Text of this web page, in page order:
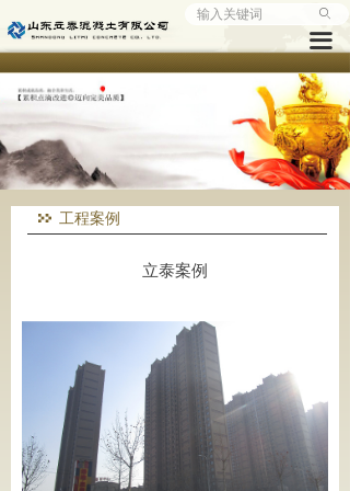
끀
首页
公司概况
企业文化
产品监控
企业动态
访客留言
人才招聘
联系我们
ꄙ
立泰案例
工程案例